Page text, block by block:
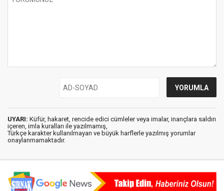
UYARI: Küfür, hakaret, rencide edici cümleler veya imalar, inançlara saldırı
içeren, imla kuralları ile yazılmamış,
Türkçe karakter kullanılmayan ve büyük harflerle yazılmış yorumlar
onaylanmamaktadır.